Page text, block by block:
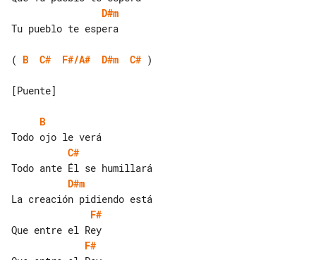
D#m
Tu pueblo te espera
( B C# F#/A# D#m C# )
[Puente]
B
C#
D#m
F#
F#